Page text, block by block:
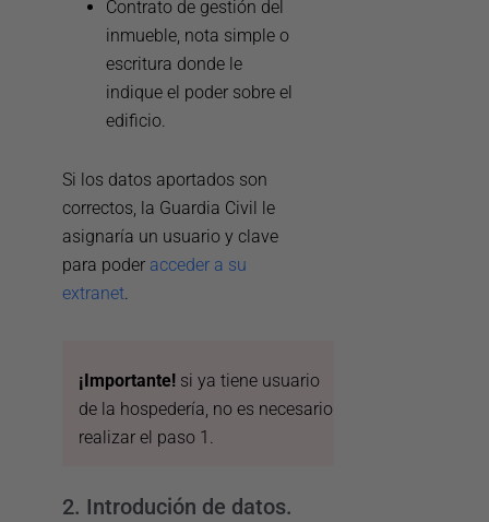
Contrato de gestión del
inmueble, nota simple o
escritura donde le
indique el poder sobre el
edificio.
Si los datos aportados son
correctos, la Guardia Civil le
asignaría un usuario y clave
para poder acceder a su
extranet.
¡Importante! si ya tiene usuario
de la hospedería, no es necesario
realizar el paso 1.
2. Introdución de datos.